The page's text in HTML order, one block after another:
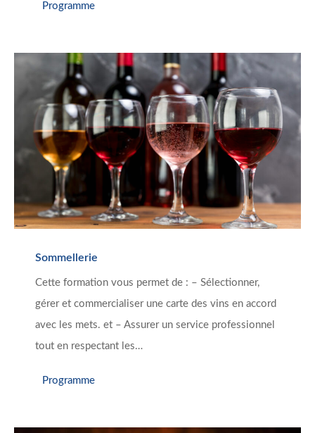
Programme
Sommellerie
Cette formation vous permet de : – Sélectionner,
gérer et commercialiser une carte des vins en accord
avec les mets. et – Assurer un service professionnel
tout en respectant les…
Programme